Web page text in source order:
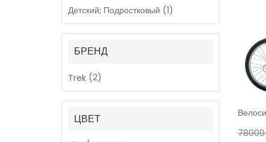
Детский; Подростковый (1)
БРЕНД
Trek (2)
ЦВЕТ